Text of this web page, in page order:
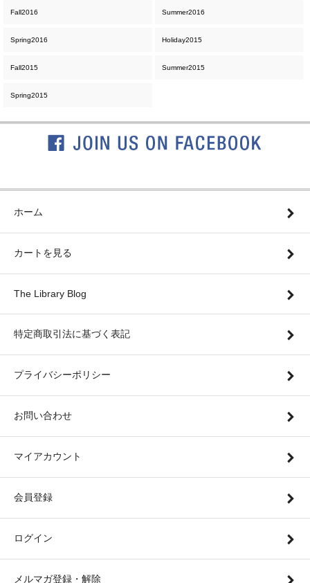
Fall2016 Summer2016
Spring2016 Holiday2015
Fall2015 Summer2015
Spring2015
ホーム
カートを見る
The Library Blog
特定商取引法に基づく表記
プライバシーポリシー
お問い合わせ
マイアカウント
会員登録
ログイン
メルマガ登録・解除